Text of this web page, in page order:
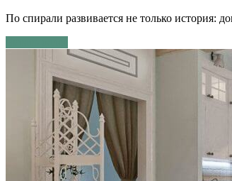
По спирали развивается не только история: